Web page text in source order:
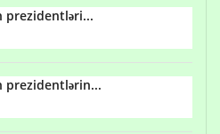
prezidentləri...
prezidentlərin...